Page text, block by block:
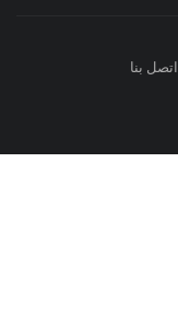
اتصل بنا